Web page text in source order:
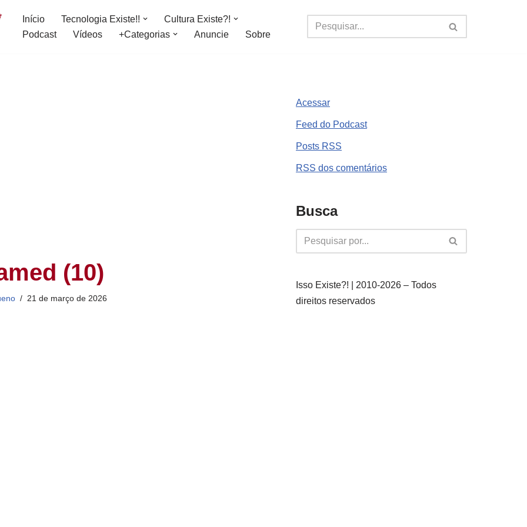
Início Tecnologia Existe!!
Cultura Existe?!
Podcast
Vídeos +Categorias Anuncie Sobre
(10)
21 de março de 2026
Acessar
Feed do Podcast
Posts RSS
RSS dos comentários
Busca
Isso Existe?! | 2010-2026 – Todos
direitos reservados